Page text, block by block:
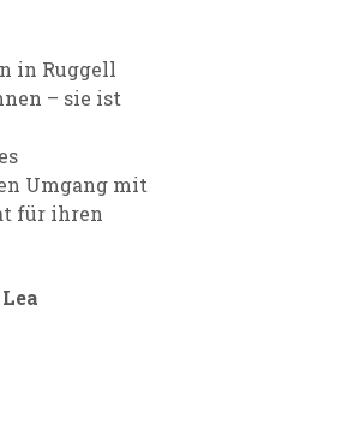
in Ruggell
– sie ist
Umgang mit
für ihren